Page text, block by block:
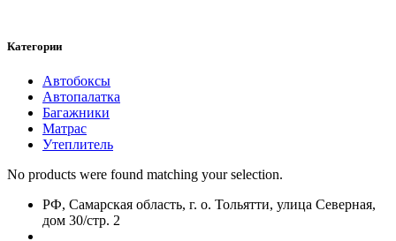
Категории
Автобоксы
Автопалатка
Багажники
Матрас
Утеплитель
No products were found matching your selection.
РФ, Самарская область, г. о. Тольятти, улица Северная,
дом 30/стр. 2